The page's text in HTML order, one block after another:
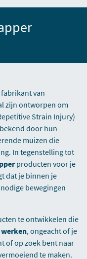
van
zijn ontworpen om
Strain Injury)
door hun
muizen die
In tegenstelling tot
producten voor je
dat je binnen je
bewegingen
te ontwikkelen die
, ongeacht of je
of op zoek bent naar
te maken.